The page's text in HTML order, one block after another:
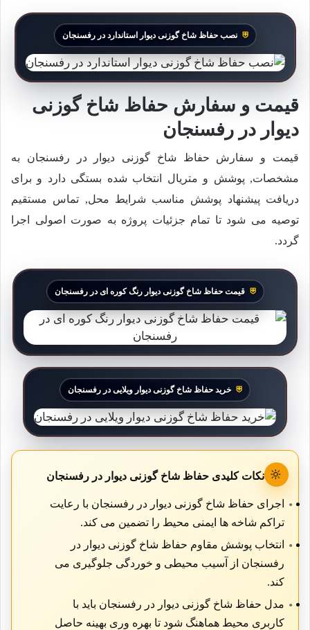
نصب حفاظ شاخ گوزنی دیوار استاندارد در رفسنجان
قیمت و سفارش حفاظ شاخ گوزنی
دیوار در رفسنجان
قیمت و سفارش حفاظ شاخ گوزنی دیوار در رفسنجان به
مشخصات, پوشش و متریال انتخاب شده بستگی دارد و برای
دریافت پیشنهاد پوشش مناسب شرایط محل, تماس مستقیم
توصیه می شود تا تمام جزئیات پروژه به صورت اصولی اجرا
گردد.
قیمت حفاظ شاخ گوزنی دیوار رنگ کوره ای در رفسنجان
خرید حفاظ شاخ گوزنی دیوار ویلایی در رفسنجان
🔆 نکات کلیدی حفاظ شاخ گوزنی دیوار در رفسنجان
اجرای حفاظ شاخ گوزنی دیوار در رفسنجان با رعایت
تراکم شاخه ها ایمنی محیط را تضمین می کند.
انتخاب پوشش مقاوم حفاظ شاخ گوزنی دیوار در
رفسنجان از آسیب محیطی و خوردگی جلوگیری می
کند.
مدل حفاظ شاخ گوزنی دیوار در رفسنجان باید با
کاربری محیط هماهنگ شود تا بهره وری بهینه حاصل